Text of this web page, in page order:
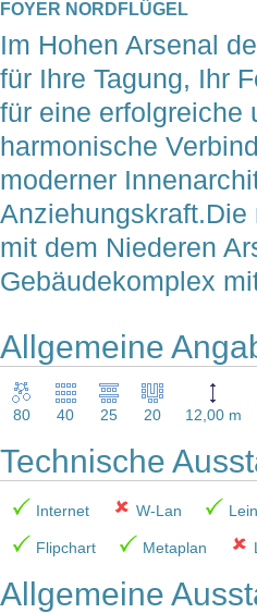
FOYER NORDFLÜGEL
Im Hohen Arsenal
für Ihre Tagung, Ihr
für eine erfolgreiche
harmonische
moderner
mit dem Niederen
Gebäudekomplex
Allgemeine
80 40 25 20 12,00 m
Technische
Internet W-Lan
Flipchart Metaplan
Allgemeine